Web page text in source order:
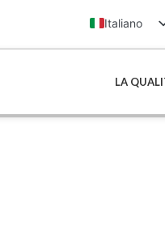
Italiano
English
Français
LA